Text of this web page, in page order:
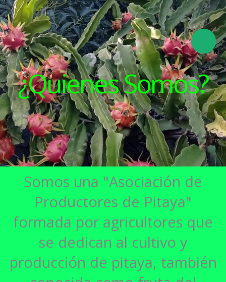
Ir
al
contenido
¿Quienes Somos?
Somos una "Asociación de
Productores de Pitaya"
formada por agricultores que
se dedican al cultivo y
producción de pitaya, también